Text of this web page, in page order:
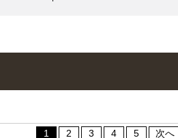
1 2 3 4 5 次へ